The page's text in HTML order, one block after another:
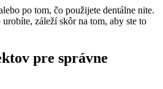
po tom, čo použijete dentálne nite.
záleží skôr na tom, aby ste to
pre správne